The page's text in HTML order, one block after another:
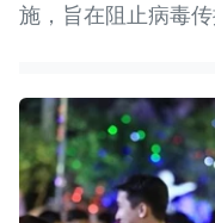
施，旨在阻止病毒传